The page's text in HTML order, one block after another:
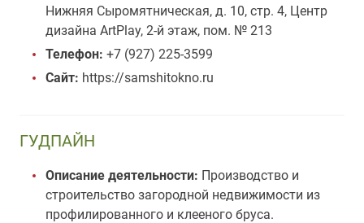
Нижняя Сыромятническая, д. 10, стр. 4, Центр
дизайна ArtPlay, 2-й этаж, пом. № 213
Телефон: +7 (927) 225-3599
Сайт: https://samshitokno.ru
ГУДПАЙН
Описание деятельности: Производство и
строительство загородной недвижимости из
профилированного и клееного бруса.